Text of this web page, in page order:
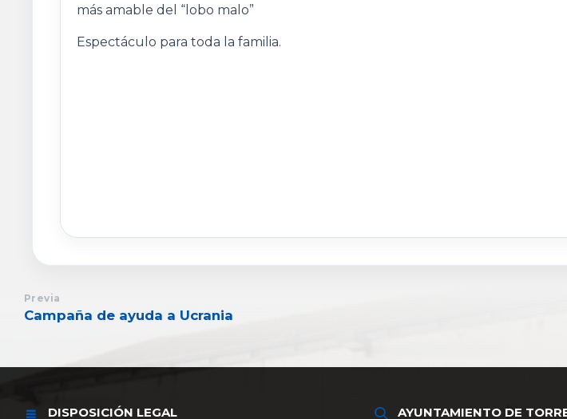
más amable del “lobo malo”
Espectáculo para toda la familia.
Previa
Campaña de ayuda a Ucrania
DISPOSICIÓN LEGAL AYUNTAMIENTO DE